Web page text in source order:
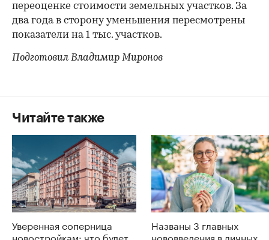
переоценке стоимости земельных участков. За
два года в сторону уменьшения пересмотрены
показатели на 1 тыс. участков.
Подготовил Владимир Миронов
Читайте также
Уверенная соперница
новостройкам: что будет
Названы 3 главных
нововведения в личных